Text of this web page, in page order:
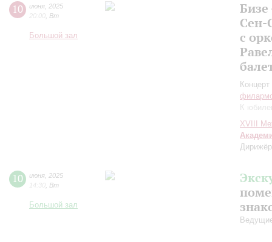
10 июня 2025
20:00 Вт
Большой зал
Сен-
с
К
XVIII
10 июня 2025
14:30 Вт
Большой зал